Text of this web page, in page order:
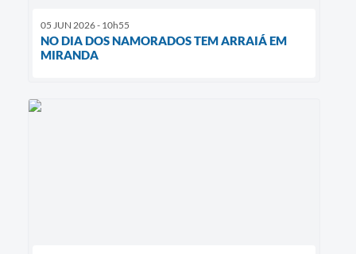
05 JUN 2026 - 10h55
NO DIA DOS NAMORADOS TEM ARRAIÁ EM
MIRANDA